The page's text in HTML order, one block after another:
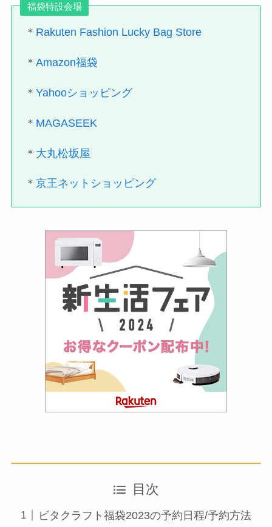
福袋特設会場
＊ Rakuten Fashion Lucky Bag Store
＊Amazon福袋
＊Yahooショッピング
＊ MAGASEEK
＊ 大丸松坂屋
＊京王ネットショッピング
目次
ビタクラフト福袋2023の予約日程/予約方法